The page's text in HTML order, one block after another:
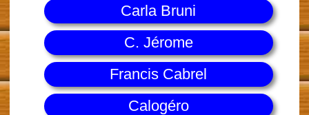
Carla Bruni
C. Jérome
Francis Cabrel
Calogéro